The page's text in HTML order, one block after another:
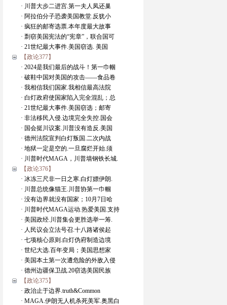
· 川普大步二进宫.第一夫人凤还巢
· 阿拉伯分子恐袭美国教堂.反犹小
· 疯狂的邮寄选票.本年度最大故事
· 剽窃美国宪法的“宪章”，联合国可
· 21世纪最大事件.美国窃选. 美国
【政论377】
· 2024是我们最后的战斗！第一巾帼
· 破鞋中国对美国的攻击——食品卷
· 我相信我们国家.我相信最高法院
· 白灯政府使国家陷入完全混乱；总
· 21世纪最大事件.美国窃选；邮寄
· 非法移民入侵.边境完全失控.国会
· 国会挺川议案.川普没有造反.美国
· 德州法院宣判白灯叛国.二次内战
· 地狱一定是空的.一旦腐烂开始.须
· 川普时代MAGA，川普墙钢铁长城.
【政论376】
· 冰冻三尺非一日之寒.白灯嫖伊朗.
· 川普总统像猫王.川普协第一巾帼
· 没有边界就没有国家；10月7日哈
· 川普时代MAGA运动.热爱美国.支持
· 美国政经.川普集会更胜选举一筹.
· 人民议会立法号召.十八路诸侯起
· 七项核心原则.白灯伪府制造边境
· 世纪大选.百年变局；美国思想家
· 美国本土第一次遭危险的外敌入侵
· 德州边疆保卫战.20窃选美国民族
【政论375】
· 政治止于边界.truth&Common
· MAGA.伊朗无人机杀死美军.奥黑白